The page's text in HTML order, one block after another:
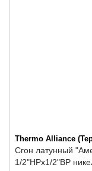
Thermo Alliance
Сгон латунный
1/2"НРх1/2"ВР